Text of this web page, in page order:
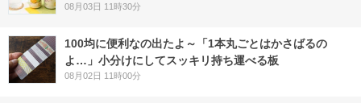
08月03日 11時30分
100均に便利なの出たよ～「1本丸ごとはかさばるの
よ…」小分けにしてスッキリ持ち運べる板
08月02日 11時00分